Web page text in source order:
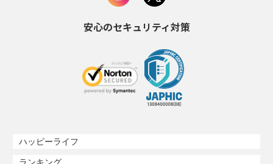
安心のセキュリティ対策
ハッピーライフ